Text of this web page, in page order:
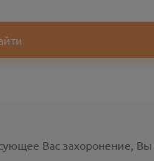
Вас захоронение, Вы